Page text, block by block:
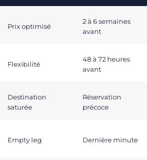
Prix optimisé
2 à 6 semaines
avant
Flexibilité
48 à 72 heures
avant
Destination
saturée
Réservation
précoce
Empty leg Dernière minute